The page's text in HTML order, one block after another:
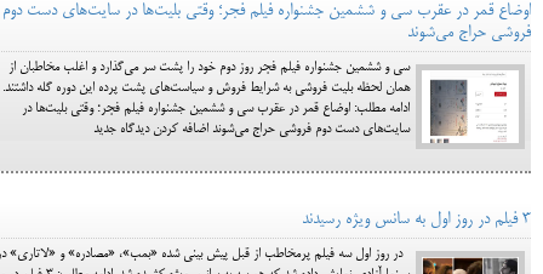
اوضاع قمر در عقرب سی و ششمین جشنواره فیلم فجر؛ وقتی بلیت‌ها در سایت‌های دست دوم
فروشی حراج می‌شوند
سی و ششمین جشنواره فیلم فجر روز دوم خود را پشت سر می‌گذارد و اغلب مخاطبان از
همان لحظه بلیت فروشی به شرایط فروش و سیاست‌های پشت پرده این دوره گله
ادامه مطلب: اوضاع قمر در عقرب سی و ششمین جشنواره فیلم فجر؛ وقتی بلیت‌ها در
سایت‌های دست دوم فروشی حراج می‌شوند اضافه کردن دیدگاه جدید
3 فیلم در روز اول به سانس ویژه رسیدند
در روز اول سه فیلم پرمخاطب از قبل پیش بینی شده «بمب»، «مصادره» و «لاتاری»